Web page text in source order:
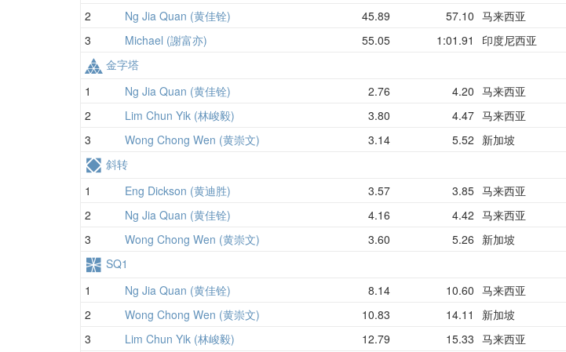
2 Ng Jia Quan (黄佳铨) 45.89 57.10 马来西亚
3 Michael (謝富亦) 55.05 1:01.91 印度尼西亚
金字塔
1
Ng Jia Quan (黄佳铨) 2.76 4.20 马来西亚
2 Lim Chun Yik (林峻毅) 3.80 4.47 马来西亚
3 Wong Chong Wen (黄崇文) 3.14 5.52 新加坡
斜转
1
Eng Dickson (黄迪胜) 3.57 3.85 马来西亚
2 Ng Jia Quan (黄佳铨) 4.16 4.42 马来西亚
3 Wong Chong Wen (黄崇文) 3.60 5.26 新加坡
SQ1
1
Ng Jia Quan (黄佳铨) 8.14 10.60 马来西亚
2 Wong Chong Wen (黄崇文) 10.83 14.11 新加坡
3 Lim Chun Yik (林峻毅) 12.79 15.33 马来西亚